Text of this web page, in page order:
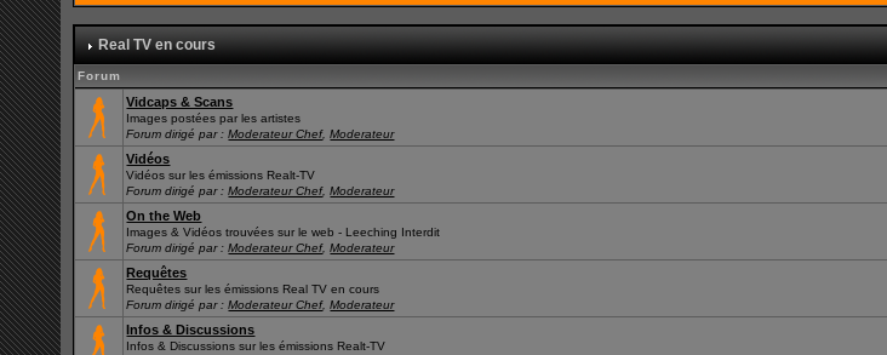
Real TV en cours
Forum
Vidcaps & Scans
Images postées par les artistes
Forum dirigé par :Moderateur Chef,Moderateur
Vidéos
Vidéos sur les émissions Realt-TV
Forum dirigé par :Moderateur Chef,Moderateur
On the Web
Images & Vidéos trouvées sur le web - Leeching Interdit
Forum dirigé par :Moderateur Chef,Moderateur
Requêtes
Requêtes sur les émissions Real TV en cours
Forum dirigé par :Moderateur Chef,Moderateur
Infos & Discussions
Infos & Discussions sur les émissions Realt-TV